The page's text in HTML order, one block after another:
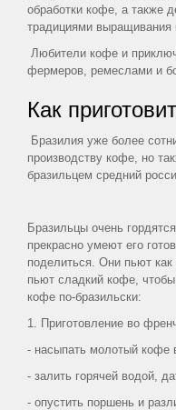
обработки кофе, а также
традициями выращивания
Любители кофе и
фермеров, ремеслами и
Как
Бразилия уже более
производству кофе, но
бразильцем средний
Бразильцы очень
прекрасно умеют его
поделиться. Они пьют
пьют сладкий кофе, чтобы
кофе по-бразильски:
1. Приготовление во
- насыпать молотый кофе
- залить горячей водой,
- опустить поршень и